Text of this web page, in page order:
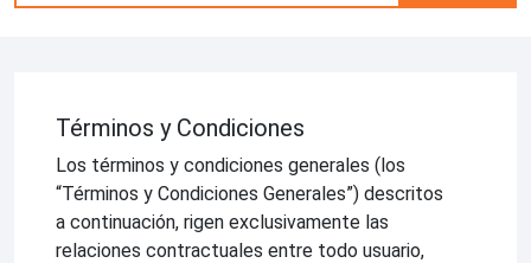
Términos y Condiciones
Los términos y condiciones generales (los
“Términos y Condiciones Generales”) descritos
a continuación, rigen exclusivamente las
relaciones contractuales entre todo usuario,